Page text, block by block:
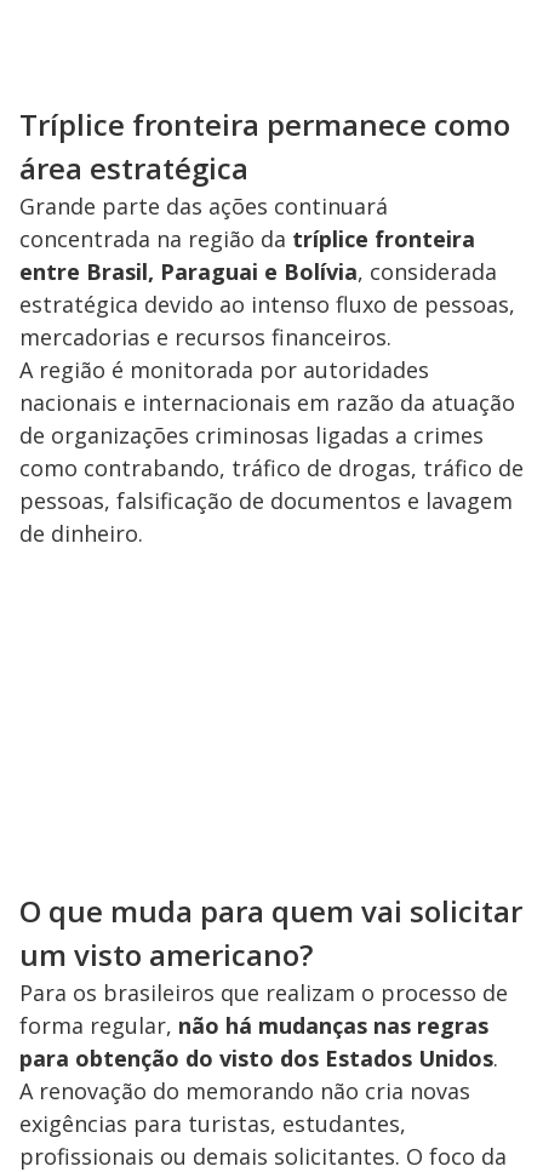
Tríplice fronteira permanece como
área estratégica
Grande parte das ações continuará
concentrada na região da tríplice fronteira
entre Brasil, Paraguai e Bolívia, considerada
estratégica devido ao intenso fluxo de pessoas,
mercadorias e recursos financeiros.
A região é monitorada por autoridades
nacionais e internacionais em razão da atuação
de organizações criminosas ligadas a crimes
como contrabando, tráfico de drogas, tráfico de
pessoas, falsificação de documentos e lavagem
de dinheiro.
O que muda para quem vai solicitar
um visto americano?
Para os brasileiros que realizam o processo de
forma regular, não há mudanças nas regras
para obtenção do visto dos Estados Unidos.
A renovação do memorando não cria novas
exigências para turistas, estudantes,
profissionais ou demais solicitantes. O foco da